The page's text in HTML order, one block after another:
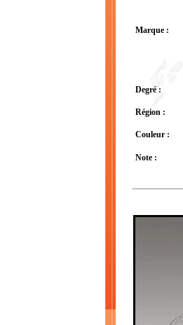
Marque :
Degré :
Région :
Couleur :
Note :